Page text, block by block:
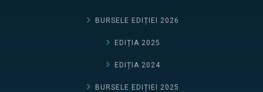
BURSELE EDIȚIEI 2026
EDIȚIA 2025
EDIȚIA 2024
BURSELE EDIȚIEI 2025